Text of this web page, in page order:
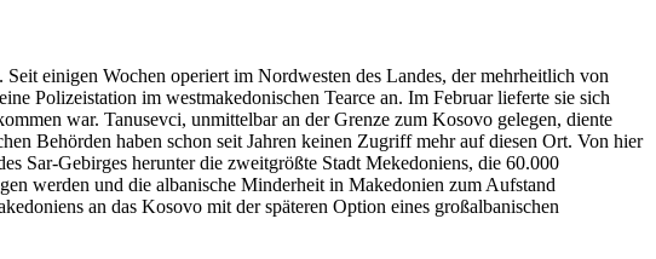
einigen Wochen operiert im Nordwesten des Landes, der mehrheitlich von
Polizeistation im westmakedonischen Tearce an. Im Februar lieferte sie sich
war. Tanusevci, unmittelbar an der Grenze zum Kosovo gelegen, diente
Behörden haben schon seit Jahren keinen Zugriff mehr auf diesen Ort. Von hier
Sar-Gebirges herunter die zweitgrößte Stadt Mekedoniens, die 60.000
werden und die albanische Minderheit in Makedonien zum Aufstand
an das Kosovo mit der späteren Option eines großalbanischen